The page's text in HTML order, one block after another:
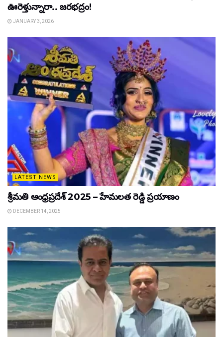
ఊరెళ్తున్నారా.. జరభద్రం!
JANUARY 3, 2026
LATEST NEWS
శ్రీమతి ఆంధ్రప్రదేశ్ 2025 – హేమలత రెడ్డి ప్రయాణం
DECEMBER 14, 2025